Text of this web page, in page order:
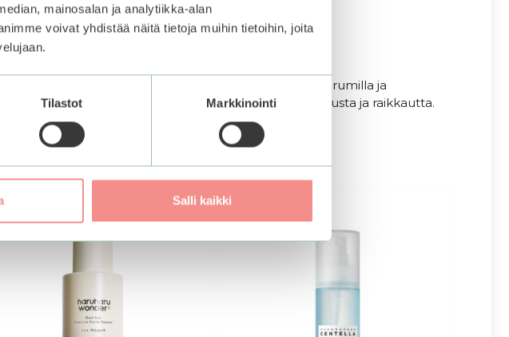
mainosalan ja analytiikka-alan
voivat yhdistää näitä tietoja muihin tietoihin, joita
Tilastot Markkinointi
Salli kaikki
ja suihkuta tasaisesti kasvoille ja kaulalle. Jatka seerumilla ja
aikana tarpeen mukaan, kun haluat lisäkosteutusta ja raikkautta.